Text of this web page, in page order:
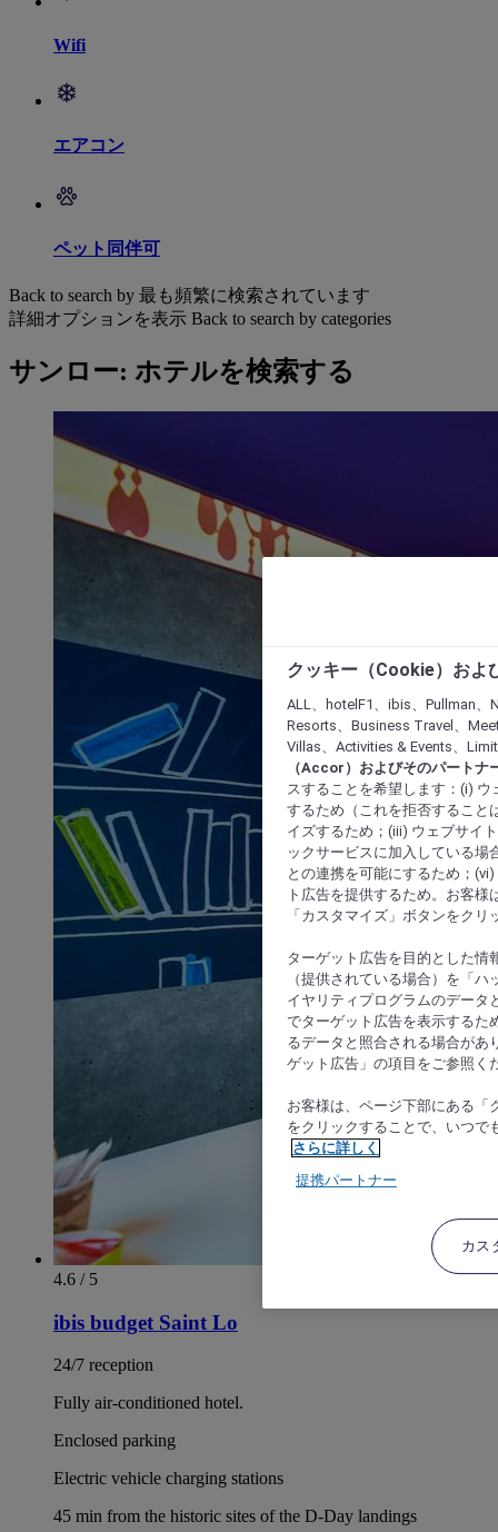
Wifi
エアコン
ペット同伴可
Back to search by 最も頻繁に検索されています
詳細オプションを表示 Back to search by categories
サンロー: ホテルを検索する
4.6 / 5
ibis budget Saint Lo
24/7 reception
Fully air-conditioned hotel.
Enclosed parking
Electric vehicle charging stations
45 min from the historic sites of the D-Day landings
クッキー（Cookie）およ
ALL、hotelF1、ibis、Pullman
Resorts、Business Travel、
Villas、Activities & Events、
（Accor）およびそのパートナ
スすることを希望します：(i)
するため（これを拒否すること
イズするため；(iii) ウェブサイ
ックサービスに加入している場
との連携を可能にするため；
ト広告を提供するため。お客
「カスタマイズ」ボタンをク
ターゲット広告を目的とした情
（提供されている場合）を「
イヤリティプログラムのデータ
でターゲット広告を表示するた
るデータと照合される場合があ
ゲット広告」の項目をご参照く
お客様は、ページ下部にある「
をクリックすることで、いつで
さらに詳しく
提携パートナー
カス